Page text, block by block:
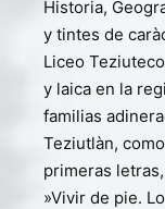
Historia,
y tintes de
Liceo
y laica en la
familias
Teziutlàn,
primeras
»Vivir de pie.